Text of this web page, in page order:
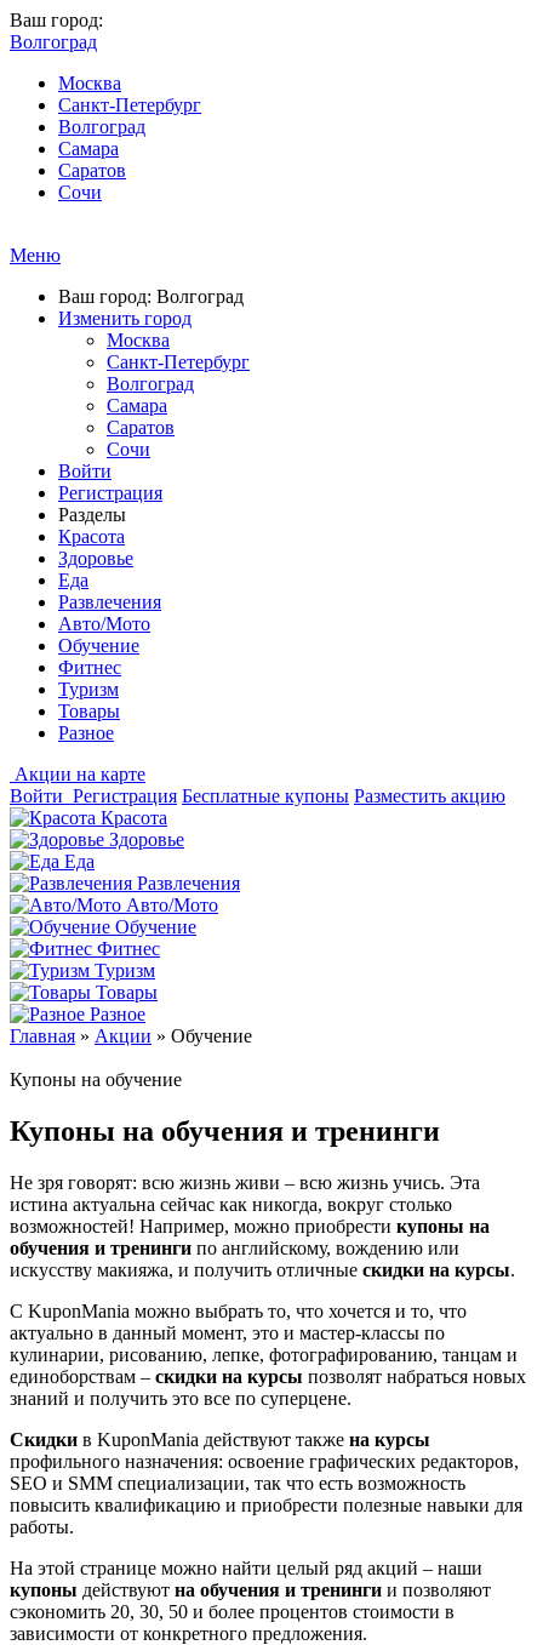
Ваш город:
Волгоград
Москва
Санкт-Петербург
Волгоград
Самара
Саратов
Сочи
Меню
Ваш город: Волгоград
Изменить город
Москва
Санкт-Петербург
Волгоград
Самара
Саратов
Сочи
Войти
Регистрация
Разделы
Красота
Здоровье
Еда
Развлечения
Авто/Мото
Обучение
Фитнес
Туризм
Товары
Разное
Акции на карте
Войти Регистрация Бесплатные купоны Разместить акцию
Красота
Здоровье
Еда
Развлечения
Авто/Мото
Обучение
Фитнес
Туризм
Товары
Разное
Главная » Акции » Обучение
Купоны на обучение
Купоны на обучения и тренинги
Не зря говорят: всю жизнь живи – всю жизнь учись. Эта
истина актуальна сейчас как никогда, вокруг столько
возможностей! Например, можно приобрести купоны на
обучения и тренинги по английскому, вождению или
искусству макияжа, и получить отличные скидки на курсы.
С KuponMania можно выбрать то, что хочется и то, что
актуально в данный момент, это и мастер-классы по
кулинарии, рисованию, лепке, фотографированию, танцам и
единоборствам – скидки на курсы позволят набраться новых
знаний и получить это все по суперцене.
Скидки в KuponMania действуют также на курсы
профильного назначения: освоение графических редакторов,
SЕО и SMM специализации, так что есть возможность
повысить квалификацию и приобрести полезные навыки для
работы.
На этой странице можно найти целый ряд акций – наши
купоны действуют на обучения и тренинги и позволяют
сэкономить 20, 30, 50 и более процентов стоимости в
зависимости от конкретного предложения.